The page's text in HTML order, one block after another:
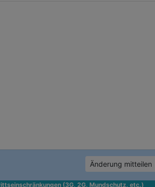
Änderung mitteilen
(3G, 2G, Mundschutz, etc.)